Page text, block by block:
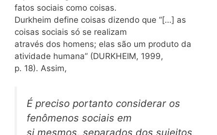
fatos sociais como coisas.
Durkheim define coisas dizendo que “[…] as
coisas sociais só se realizam
através dos homens; elas são um produto da
atividade humana” (DURKHEIM, 1999,
p. 18). Assim,
É preciso portanto considerar os
fenômenos sociais em
si mesmos, separados dos sujeitos